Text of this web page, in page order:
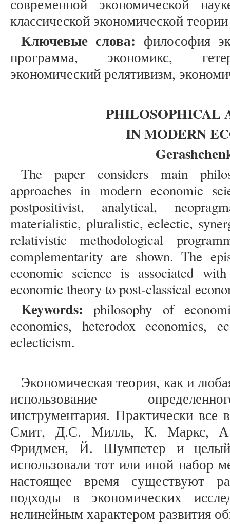
современной экономической
классической экономической
Ключевые слова: философия
программа, экономикс,
экономический релятивизм,
PHILOSOPHICAL
IN MODERN
The paper considers main
approaches in modern economic
postpositivist, analytical,
materialistic, pluralistic, eclectic,
relativistic methodological
complementarity are shown. The
economic science is associated
economic theory to post-classical
Keywords: philosophy of
economics, heterodox economics,
eclecticism.
Экономическая теория, как и
использование
инструментария. Практически
Смит, Д.С. Милль, К. Маркс,
Фридмен, Й. Шумпетер и целый
использовали тот или иной набор
настоящее время существуют
подходы в экономических
нелинейным характером развития